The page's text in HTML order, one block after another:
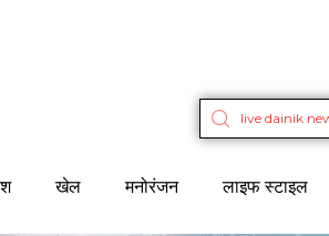
खेल मनोरंजन लाइफ स्टाइल